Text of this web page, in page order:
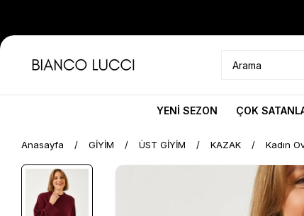
YENİ SEZON ÇOK
Anasayfa GİYİM ÜST GİYİM KAZAK Kadın